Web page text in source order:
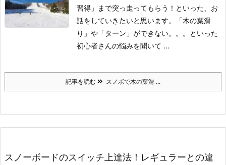
習得」まで突っ走ってもらう！といった、お
話をしていきたいと思います。
「木の葉滑
り」や「ターン」ができない。。。といった
初心者さんの悩みを聞いて ...
記事を読む スノボで木の葉滑 ...
スノーボードのスイッチ上達法！レギュラーとの違